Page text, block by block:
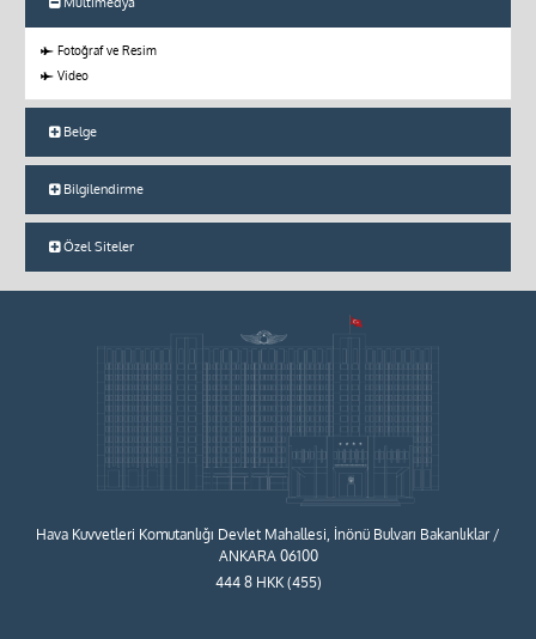
Fotoğraf ve Resim
Video
Belge
Bilgilendirme
Özel Siteler
Hava Kuvvetleri Komutanlığı Devlet Mahallesi, İnönü Bulvarı Bakanlıklar /
ANKARA 06100
444 8 HKK (455)